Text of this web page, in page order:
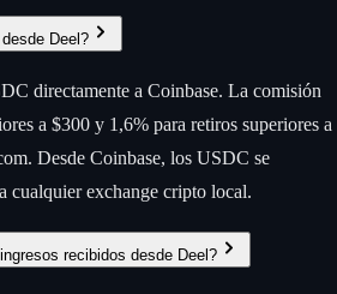
Deel?
directamente a Coinbase. La comisión
a $300 y 1,6% para retiros superiores a
Desde Coinbase, los USDC se
cualquier exchange cripto local.
recibidos desde Deel?